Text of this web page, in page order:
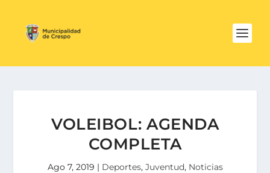
VOLEIBOL: AGENDA
COMPLETA
Ago 7, 2019 | Deportes, Juventud, Noticias